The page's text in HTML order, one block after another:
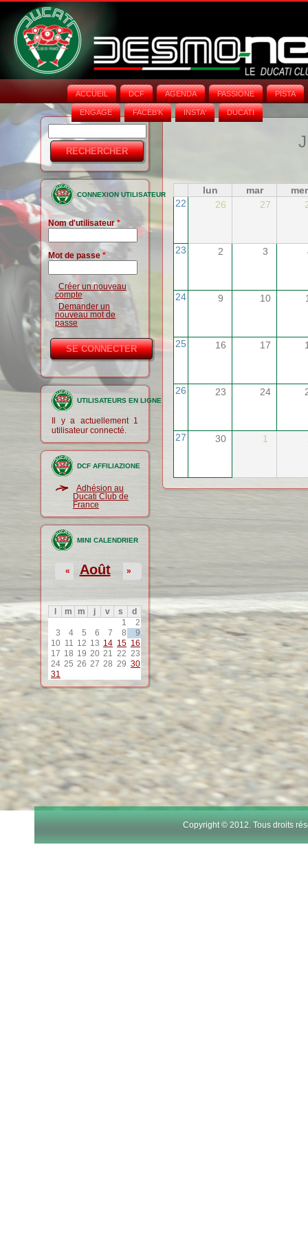
ACCUEIL DCF AGENDA PASSIONE PISTA
ENGAGE FACEB'K INSTA‘ DUCATI
Formulaire
de
recherche
CONNEXION UTILISATEUR
Nom d'utilisateur*
Mot de passe *
Créer un nouveau
compte
Demander un
nouveau mot de
passe
UTILISATEURS EN LIGNE
Il y a actuellement 1
utilisateur connecté.
DCF AFFILIAZIONE
Adhésion au
Ducati Club de
France
MINI CALENDRIER
Août
« »
m m j v s
d
1
2
3
4 5 6 7 8
9
10 11 12 13 14 15 16
17 18 19 20 21 22 23
24 25 26 27 28 29 30
31
lun mar
mer
22
26 27
23 2 3
24 9 10
25 16 17
26 23 24
27 30 1
Copyright © 2012. Tous droits